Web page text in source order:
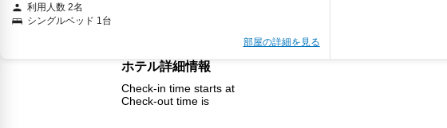
利用人数 2名
シングルベッド 1台
部屋の詳細を見る
ホテル詳細情報
Check-in time starts at
Check-out time is